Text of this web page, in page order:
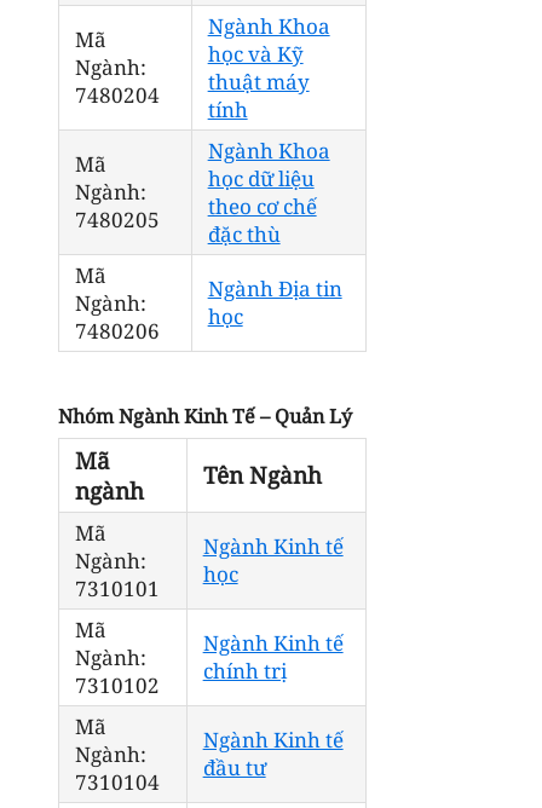
Mã
Ngành:
7480204
Ngành Khoa
học và Kỹ
thuật máy
tính
Mã
Ngành:
7480205
Ngành Khoa
học dữ liệu
theo cơ chế
đặc thù
Mã
Ngành:
7480206
Ngành Địa tin
học
Nhóm Ngành Kinh Tế – Quản Lý
Mã
ngành
Tên Ngành
Mã
Ngành:
7310101
Ngành Kinh tế
học
Mã
Ngành:
7310102
Ngành Kinh tế
chính trị
Mã
Ngành:
7310104
Ngành Kinh tế
đầu tư